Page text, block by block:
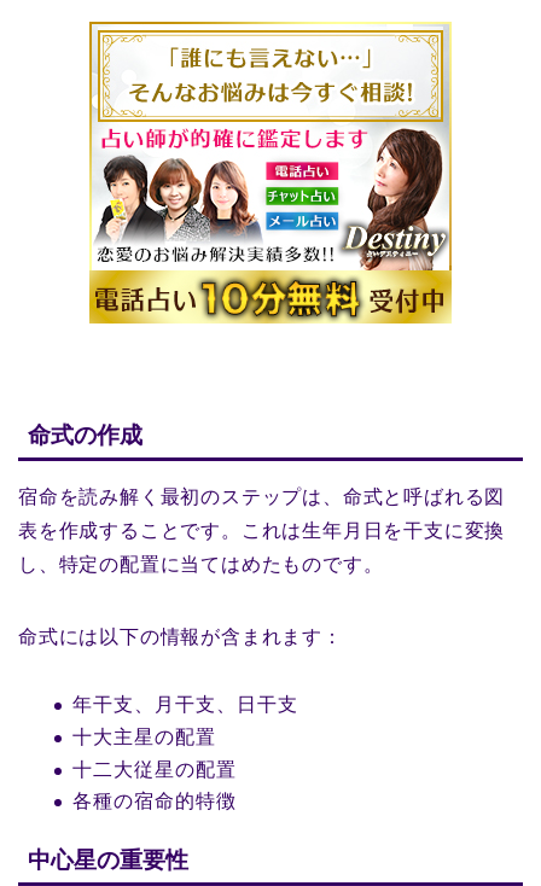
命式の作成
宿命を読み解く最初のステップは、命式と呼ばれる図
表を作成することです。これは生年月日を干支に変換
し、特定の配置に当てはめたものです。
命式には以下の情報が含まれます：
年干支、月干支、日干支
十大主星の配置
十二大従星の配置
各種の宿命的特徴
中心星の重要性